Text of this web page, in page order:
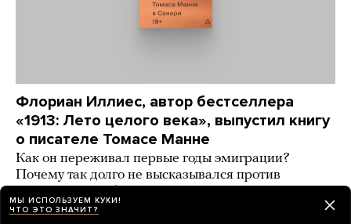
Флориан Иллиес, автор бестселлера
«1913: Лето целого века», выпустил книгу
о писателе Томасе Манне
Как он переживал первые годы эмиграции?
Почему так долго не высказывался против
НСДАП? Что об этом думали его дети? Автор
пытается ответить
МЫ ИСПОЛЬЗУЕМ КУКИ!
ЧТО ЭТО ЗНАЧИТ?